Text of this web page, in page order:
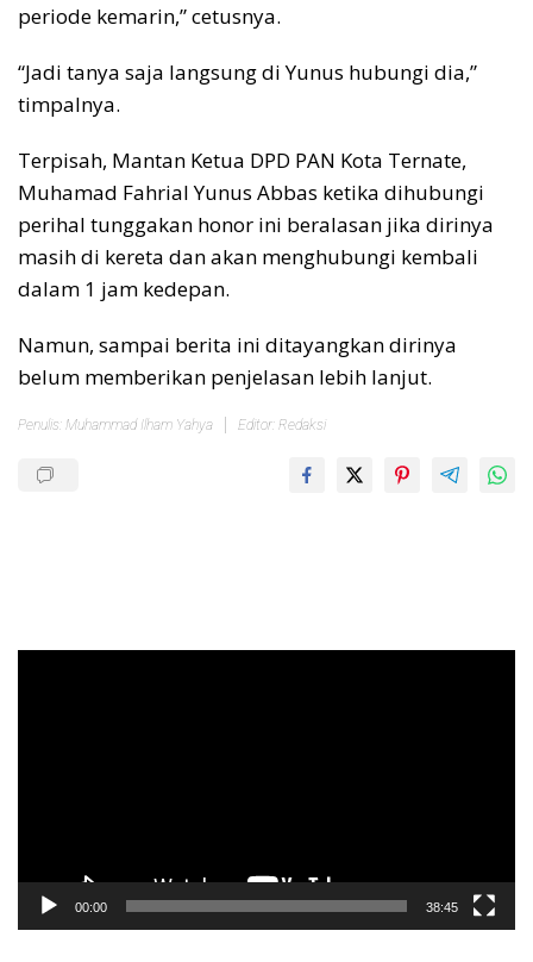
periode kemarin,” cetusnya.
“Jadi tanya saja langsung di Yunus hubungi dia,”
timpalnya.
Terpisah, Mantan Ketua DPD PAN Kota Ternate,
Muhamad Fahrial Yunus Abbas ketika dihubungi
perihal tunggakan honor ini beralasan jika dirinya
masih di kereta dan akan menghubungi kembali
dalam 1 jam kedepan.
Namun, sampai berita ini ditayangkan dirinya
belum memberikan penjelasan lebih lanjut.
Penulis: Muhammad Ilham Yahya Editor: Redaksi
00:00 38:45